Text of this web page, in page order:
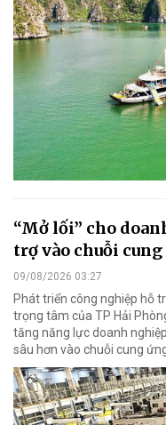
“Mở lối” cho
trợ vào chuỗi
09/08/2026 03:27
Phát triển công nghiệp hỗ
trọng tâm của TP Hải
tăng năng lực doanh
sâu hơn vào chuỗi cung